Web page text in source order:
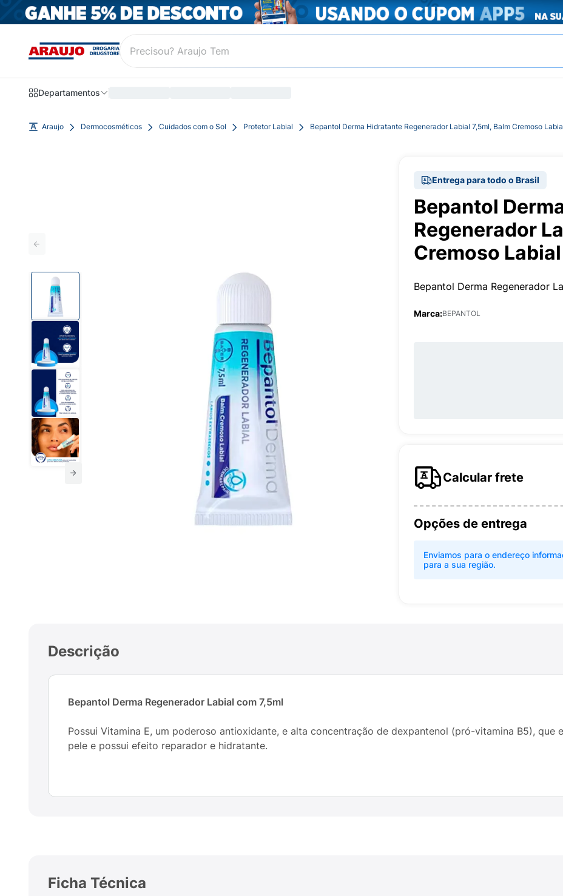
Departamentos
Araujo Dermocosméticos Cuidados com o Sol Protetor Labial Bepantol Derma Hidratante Regenerador Labial 7,5ml, Balm Cremoso
Entrega para todo o Brasil
Bepantol
Regenerador
Cremoso Labial
Bepantol Derma Regenerador
Marca:BEPANTOL
Calcular frete
Opções de entrega
Enviamos para o endereço
para a sua região.
Descrição
Bepantol Derma Regenerador Labial com 7,5ml
Possui Vitamina E, um poderoso antioxidante, e alta concentração de dexpantenol (pró-vitamina B5), que
pele e possui efeito reparador e hidratante.
Ficha Técnica